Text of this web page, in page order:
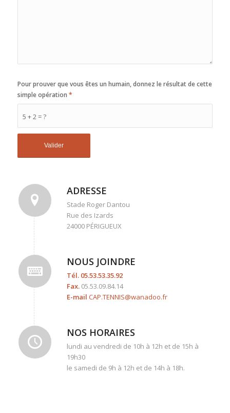
5 + 2 = ?
Pour prouver que vous êtes un humain, donnez le résultat de cette
simple opération *
ADRESSE
Stade Roger Dantou
Rue des Izards
24000 PÉRIGUEUX
NOUS JOINDRE
Tél. 05.53.53.35.92
Fax.05.53.09.84.14
E-mail CAP.TENNIS@wanadoo.fr
NOS HORAIRES
lundi au vendredi de 10h à 12h et de 15h à
19h30
le samedi de 9h à 12h et de 14h à 18h.